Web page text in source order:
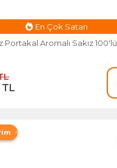
Esnafa Özel Fiyat
Portakal Aromalı Sakız 100'lü